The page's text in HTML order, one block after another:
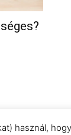
használ,